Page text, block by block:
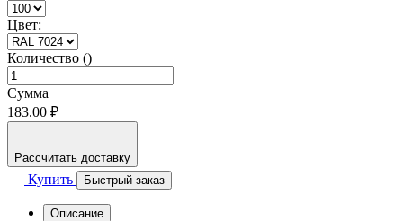
Цвет:
Количество ()
Сумма
183.00 ₽
Рассчитать доставку
Купить Быстрый заказ
Описание